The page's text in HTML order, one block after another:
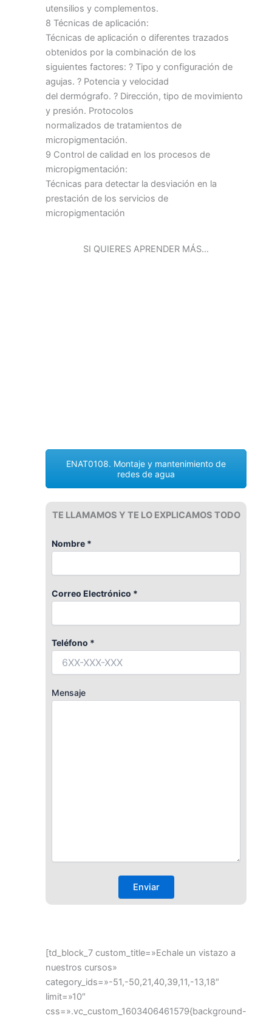
utensilios y complementos.
8 Técnicas de aplicación:
Técnicas de aplicación o diferentes trazados
obtenidos por la combinación de los
siguientes factores: ? Tipo y configuración de
agujas. ? Potencia y velocidad
del dermógrafo. ? Dirección, tipo de movimiento
y presión. Protocolos
normalizados de tratamientos de
micropigmentación.
9 Control de calidad en los procesos de
micropigmentación:
Técnicas para detectar la desviación en la
prestación de los servicios de
micropigmentación
SI QUIERES APRENDER MÁS…
ENAT0108. Montaje y mantenimiento de
redes de agua
TE LLAMAMOS Y TE LO EXPLICAMOS TODO
Nombre *
Correo Electrónico *
Teléfono *
Mensaje
[td_block_7 custom_title=»Echale un vistazo a
nuestros cursos»
category_ids=»-51,-50,21,40,39,11,-13,18″
limit=»10″
css=».vc_custom_1603406461579{background-